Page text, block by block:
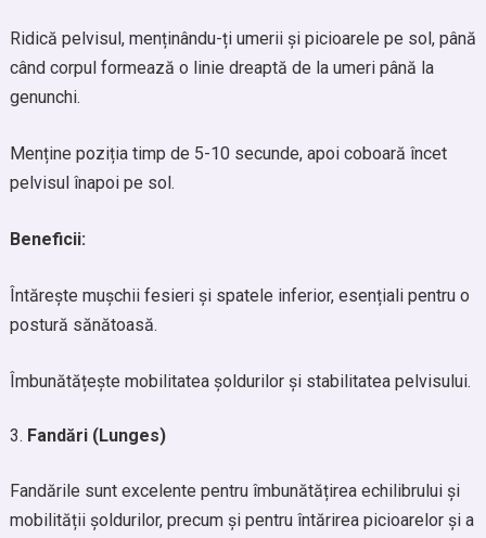
Ridică pelvisul, menținându-ți umerii și picioarele pe sol, până
când corpul formează o linie dreaptă de la umeri până la
genunchi.
Menține poziția timp de 5-10 secunde, apoi coboară încet
pelvisul înapoi pe sol.
Beneficii:
Întărește mușchii fesieri și spatele inferior, esențiali pentru o
postură sănătoasă.
Îmbunătățește mobilitatea șoldurilor și stabilitatea pelvisului.
Fandări (Lunges)
Fandările sunt excelente pentru îmbunătățirea echilibrului și
mobilității șoldurilor, precum și pentru întărirea picioarelor și a